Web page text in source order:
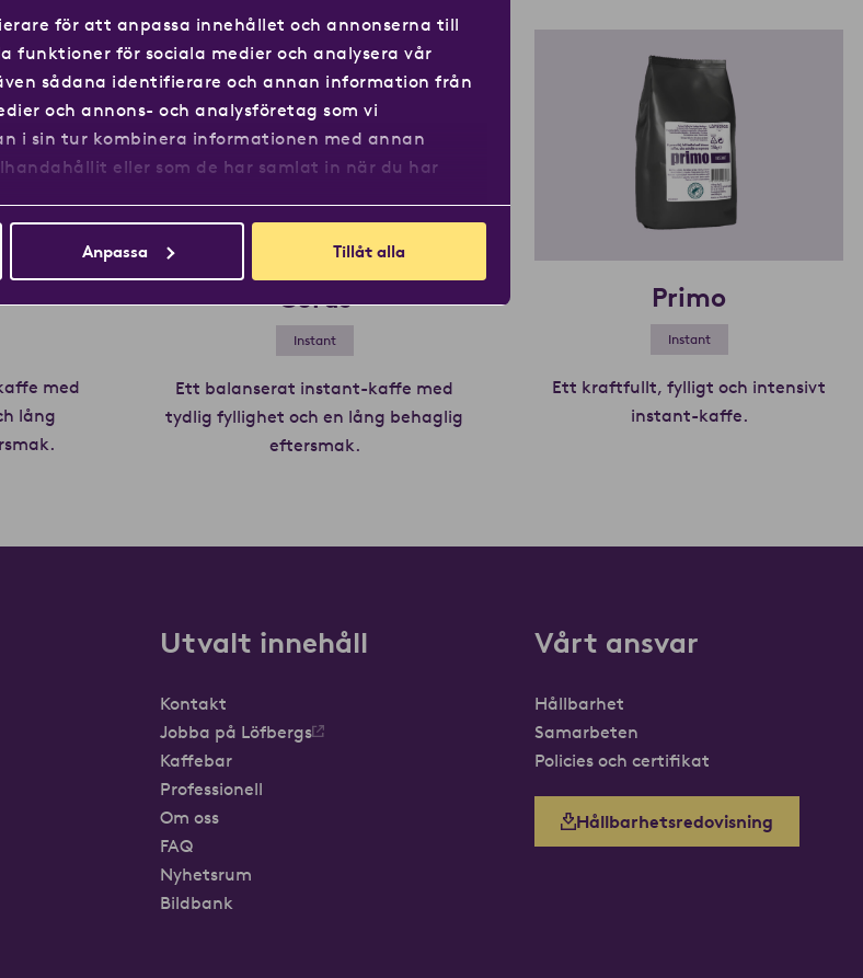
för att anpassa innehållet och annonserna till
funktioner för sociala medier och analysera vår
sådana identifierare och annan information från
och annons- och analysföretag som vi
i sin tur kombinera informationen med annan
eller som de har samlat in när du har
Anpassa Tillåt alla
med
lång
Corus
Instant
Ett balanserat instant-kaffe med
tydlig fyllighet och en lång behaglig
eftersmak.
Primo
Instant
Ett kraftfullt, fylligt och intensivt
instant-kaffe.
Utvalt innehåll
Kontakt
Jobba på Löfbergs
Kaffebar
Professionell
Om oss
FAQ
Nyhetsrum
Bildbank
Vårt ansvar
Hållbarhet
Samarbeten
Policies och certifikat
Hållbarhetsredovisning